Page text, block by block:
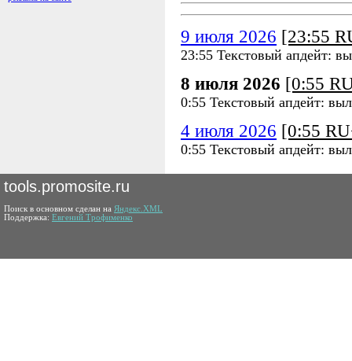
9 июля 2026 [23:55
23:55 Текстовый апдейт:
8 июля 2026 [0:55
0:55 Текстовый апдейт:
4 июля 2026 [0:55
0:55 Текстовый апдейт:
tools.promosite.ru
Поиск в основном сделан на Яндекс.XML
Поддержка: Евгений Трофименко